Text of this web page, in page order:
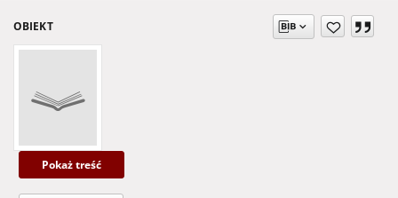
OBIEKT
Pokaż treść